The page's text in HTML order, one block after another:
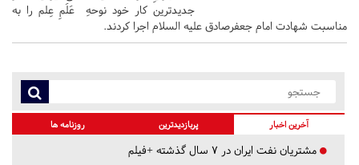
جدیدترین کار خود نوحهِ عَلَمِ عِلم را به
مناسبت شهادت امام جعفرصادق علیه السلام اجرا کردند.
آخرین اخبار پربازدیدترین روزنامه ها
مشتریان نفت ایران در ۷ سال گذشته +فیلم